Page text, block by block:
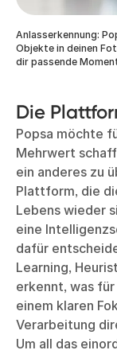
Anlasserkennung:
Objekte in deinen
dir passende
Die
Popsa möchte
Mehrwert
ein anderes zu
Plattform, die
Lebens wieder
eine
dafür
Learning,
erkennt, was
einem klaren
Verarbeitung
Um all das